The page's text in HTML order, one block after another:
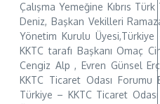
Çalışma Yemeğine Kıbrıs
Deniz, Başkan Vekilleri
Yönetim Kurulu
KKTC tarafı Başkanı Omaç
Cengiz Alp , Evren Günsel
KKTC Ticaret Odası
Türkiye – KKTC Ticaret